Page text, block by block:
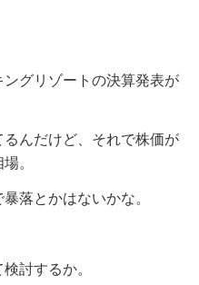
グリゾートの決算発表が
んだけど、それで株価が
。
落とかはないかな。
討するか。